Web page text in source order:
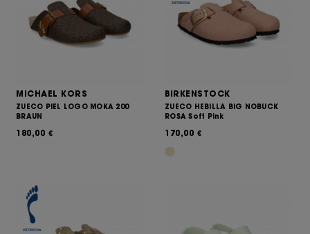
MICHAEL KORS
ZUECO PIEL LOGO MOKA 200
BRAUN
180,00 €
BIRKENSTOCK
ZUECO HEBILLA BIG NOBUCK
ROSA Soft Pink
170,00 €